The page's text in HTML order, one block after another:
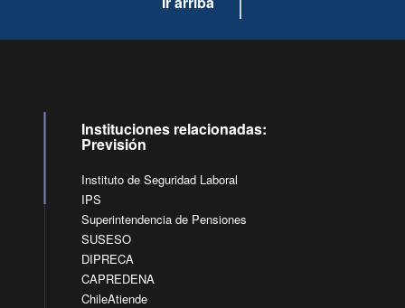
Instituciones relacionadas:
Previsión
Instituto de Seguridad Laboral
IPS
Superintendencia de Pensiones
SUSESO
DIPRECA
CAPREDENA
ChileAtiende